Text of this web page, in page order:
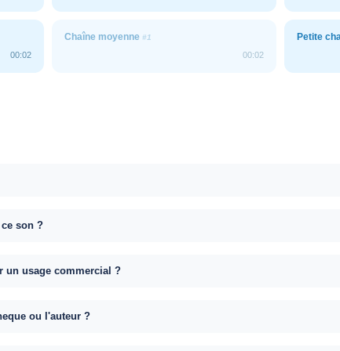
00:02
Chaîne moyenne #1
00:02
Petite
son ?
un usage commercial ?
ou l'auteur ?